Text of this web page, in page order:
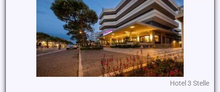
Hotel 3 Stelle